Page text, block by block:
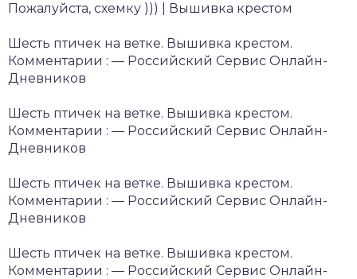
Пожалуйста, схемку ))) | Вышивка крестом
Шесть птичек на ветке. Вышивка крестом.
Комментарии : — Российский Сервис Онлайн-
Дневников
Шесть птичек на ветке. Вышивка крестом.
Комментарии : — Российский Сервис Онлайн-
Дневников
Шесть птичек на ветке. Вышивка крестом.
Комментарии : — Российский Сервис Онлайн-
Дневников
Шесть птичек на ветке. Вышивка крестом.
Комментарии : — Российский Сервис Онлайн-